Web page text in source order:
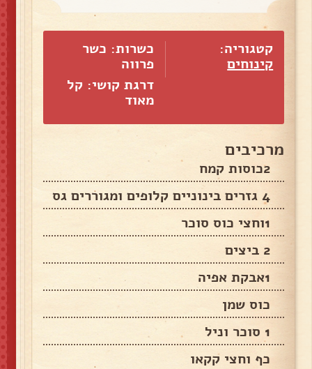
קטגוריה:
קינוחים
כשרות: כשר
פרווה
דרגת קושי: קל
מאוד
מרכיבים
2כוסות קמח
4 גזרים בינוניים קלופים ומגוררים גס
1וחצי כוס סוכר
2 ביצים
1אבקת אפיה
כוס שמן
1 סוכר וניל
כף וחצי קקאו